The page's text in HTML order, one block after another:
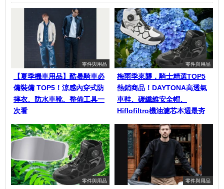
零件與用品
【夏季機車用品】酷暑騎車必
備裝備 TOP5！涼感內穿式防
摔衣、防水車靴、整備工具一
次看
零件與用品
梅雨季來襲，騎士精選TOP5
熱銷商品！DAYTONA高透氣
車鞋、碳纖維安全帽、
Hiflofiltro機油濾芯本週最夯
零件與用品 零件與用品